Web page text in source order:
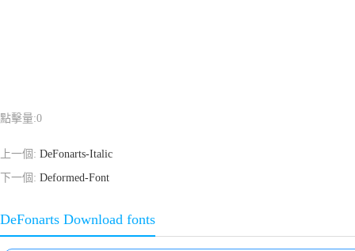
點擊量:0
上一個: DeFonarts-Italic
下一個: Deformed-Font
DeFonarts Download fonts